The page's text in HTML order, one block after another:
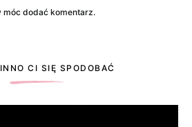
móc dodać komentarz.
CI SIĘ SPODOBAĆ